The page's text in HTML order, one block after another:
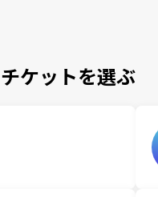
ケットを選ぶ